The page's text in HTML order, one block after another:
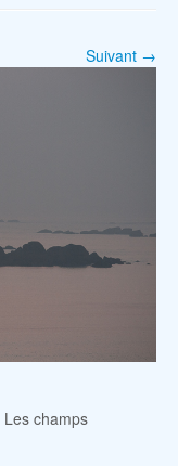
Suivant →
Les champs